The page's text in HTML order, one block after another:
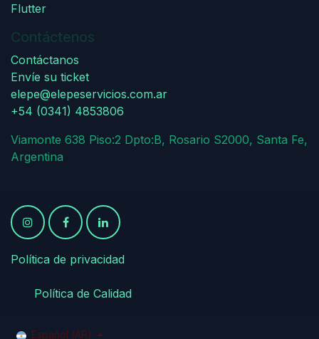
Flutter
Contáctenos
Contáctanos
Envíe su ticket
elepe@elepeservicios.com.ar
+54 (0341) 4853806
Viamonte 638 Piso:2 Dpto:B, Rosario S2000, Santa Fe,
Argentina
Política de privacidad
​Política de Calidad
Español (AR)